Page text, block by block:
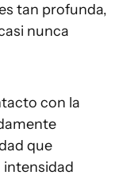
tan profunda,
nunca
con la
que
intensidad